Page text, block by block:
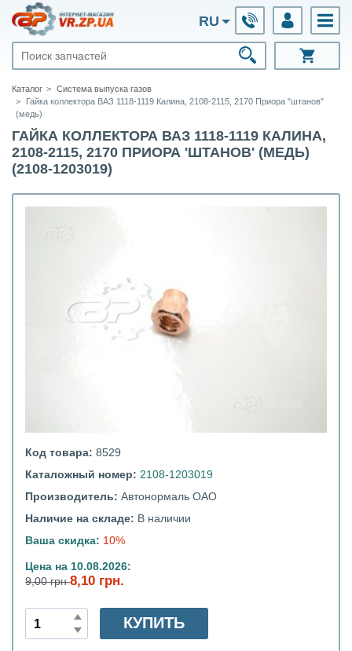
RU
Каталог
Система выпуска газов
Гайка коллектора ВАЗ 1118-1119 Калина, 2108-2115, 2170 Приора "штанов"
(медь)
ГАЙКА КОЛЛЕКТОРА ВАЗ 1118-1119 КАЛИНА,
2108-2115, 2170 ПРИОРА 'ШТАНОВ' (МЕДЬ)
(2108-1203019)
Код товара: 8529
Каталожный номер: 2108-1203019
Производитель: Автонормаль ОАО
Наличие на складе: В наличии
Ваша скидка: 10%
Цена на 10.08.2026:
9,00 грн8,10 грн.
КУПИТЬ